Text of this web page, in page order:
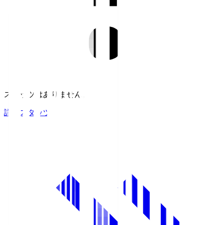
スタッツはありません。
詳細スタッツ